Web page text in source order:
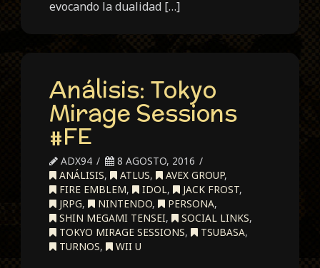
evocando la dualidad […]
Análisis: Tokyo
Mirage Sessions
#FE
ADX94
8 AGOSTO, 2016
ANÁLISIS, ATLUS, AVEX GROUP,
FIRE EMBLEM, IDOL, JACK FROST,
JRPG, NINTENDO, PERSONA,
SHIN MEGAMI TENSEI, SOCIAL LINKS,
TOKYO MIRAGE SESSIONS, TSUBASA,
TURNOS, WII U